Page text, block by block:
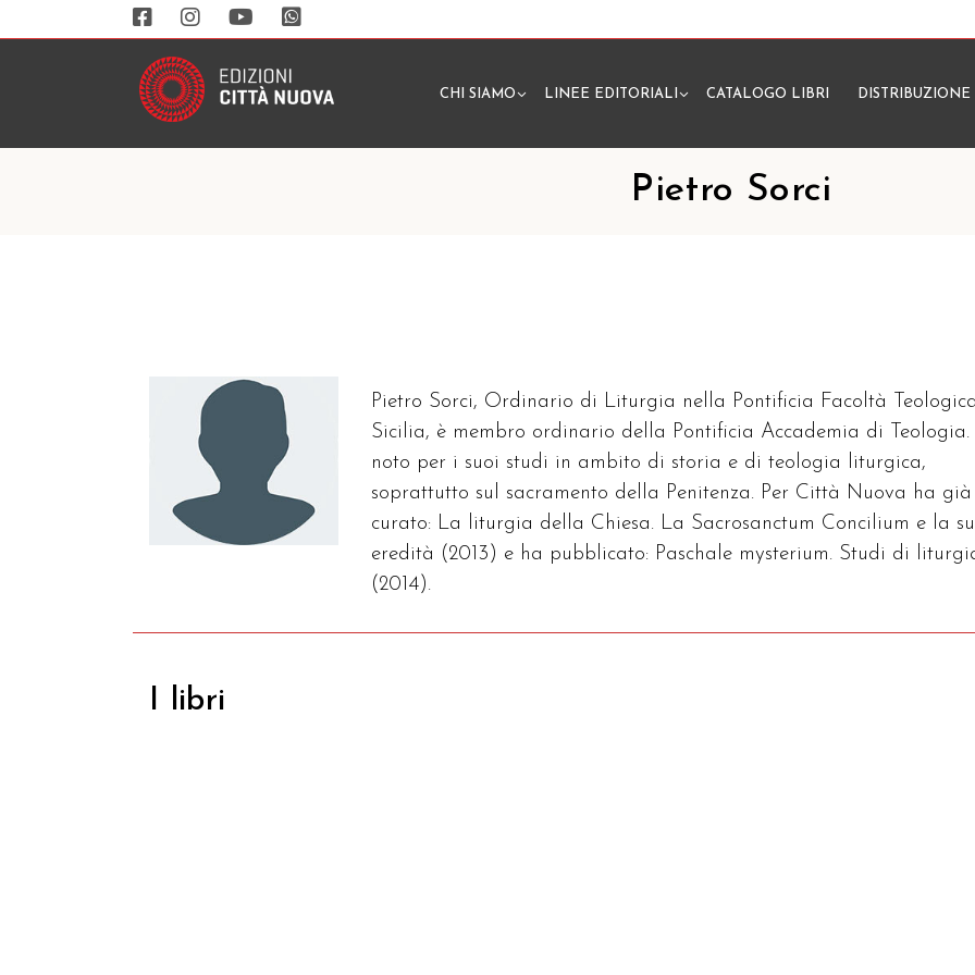
CHI SIAMO LINEE EDITORIALI CATALOGO LIBRI DISTRIBUZIONE
Pietro Sorci
Pietro Sorci, Ordinario di Liturgia nella Pontificia Facoltà
Sicilia, è membro ordinario della Pontificia Accademia di Teologia.
noto per i suoi studi in ambito di storia e di teologia liturgica,
soprattutto sul sacramento della Penitenza. Per Città Nuova ha già
curato: La liturgia della Chiesa. La Sacrosanctum Concilium e la
eredità (2013) e ha pubblicato: Paschale mysterium. Studi di
(2014).
I libri